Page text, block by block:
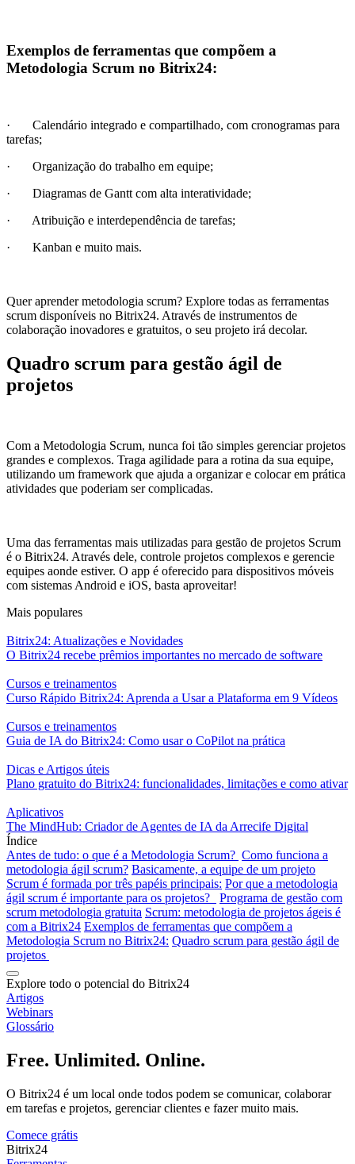
Exemplos de ferramentas que compõem a
Metodologia Scrum no Bitrix24:
· Calendário integrado e compartilhado, com cronogramas para
tarefas;
· Organização do trabalho em equipe;
· Diagramas de Gantt com alta interatividade;
· Atribuição e interdependência de tarefas;
· Kanban e muito mais.
Quer aprender metodologia scrum? Explore todas as ferramentas
scrum disponíveis no Bitrix24. Através de instrumentos de
colaboração inovadores e gratuitos, o seu projeto irá decolar.
Quadro scrum para gestão ágil de
projetos
Com a Metodologia Scrum, nunca foi tão simples gerenciar projetos
grandes e complexos. Traga agilidade para a rotina da sua equipe,
utilizando um framework que ajuda a organizar e colocar em prática
atividades que poderiam ser complicadas.
Uma das ferramentas mais utilizadas para gestão de projetos Scrum
é o Bitrix24. Através dele, controle projetos complexos e gerencie
equipes aonde estiver. O app é oferecido para dispositivos móveis
com sistemas Android e iOS, basta aproveitar!
Mais populares
Bitrix24: Atualizações e Novidades
O Bitrix24 recebe prêmios importantes no mercado de software
Cursos e treinamentos
Curso Rápido Bitrix24: Aprenda a Usar a Plataforma em 9 Vídeos
Cursos e treinamentos
Guia de IA do Bitrix24: Como usar o CoPilot na prática
Dicas e Artigos úteis
Plano gratuito do Bitrix24: funcionalidades, limitações e como ativar
Aplicativos
The MindHub: Criador de Agentes de IA da Arrecife Digital
Índice
Antes de tudo: o que é a Metodologia Scrum? Como funciona a
metodologia ágil scrum? Basicamente, a equipe de um projeto
Scrum é formada por três papéis principais: Por que a metodologia
ágil scrum é importante para os projetos?
Programa de gestão com
scrum metodologia gratuita Scrum: metodologia de projetos ágeis é
com a Bitrix24 Exemplos de ferramentas que compõem a
Metodologia Scrum no Bitrix24: Quadro scrum para gestão ágil de
projetos
Explore todo o potencial do Bitrix24
Artigos
Webinars
Glossário
Free. Unlimited. Online.
O Bitrix24 é um local onde todos podem se comunicar, colaborar
em tarefas e projetos, gerenciar clientes e fazer muito mais.
Comece grátis
Bitrix24